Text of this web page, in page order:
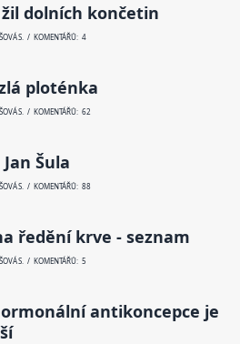
dolních končetin
S. / KOMENTÁŘŮ: 4
ploténka
S. / KOMENTÁŘŮ: 62
Šula
S. / KOMENTÁŘŮ: 88
ředění krve - seznam
S. / KOMENTÁŘŮ: 5
antikoncepce je